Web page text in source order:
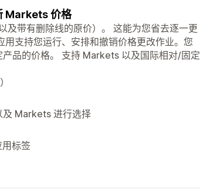
Markets 价格
及带有删除线的原价）。 这能为您省去逐一更
支持您运行、安排和撤销价格更改作业。您
品的价格。 支持 Markets 以及国际相对/固定
及 Markets 进行选择
标签